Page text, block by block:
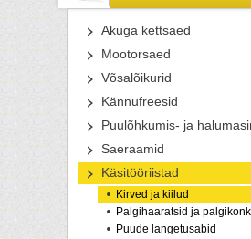
Akuga kettsaed
Mootorsaed
Võsalõikurid
Kännufreesid
Puulõhkumis- ja
Saeraamid
Käsitööriistad
Kirved ja kiilud
Palgihaaratsid ja
Puude langetusabid